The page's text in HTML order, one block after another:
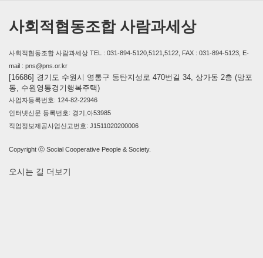
사회적협동조합 사람과세상
사회적협동조합 사람과세상 TEL : 031-894-5120,5121,5122, FAX : 031-894-5123, E-
mail : pns@pns.or.kr
[16686] 경기도 수원시 영통구 동탄지성로 470번길 34, 상가동 2층 (망포
동, 수원영통경기행복주택)
사업자등록번호: 124-82-22946
인터넷신문 등록번호: 경기,아53985
직업정보제공사업신고번호: J1511020200006
Copyright ⓒ Social Cooperative People & Society.
오시는 길 더보기